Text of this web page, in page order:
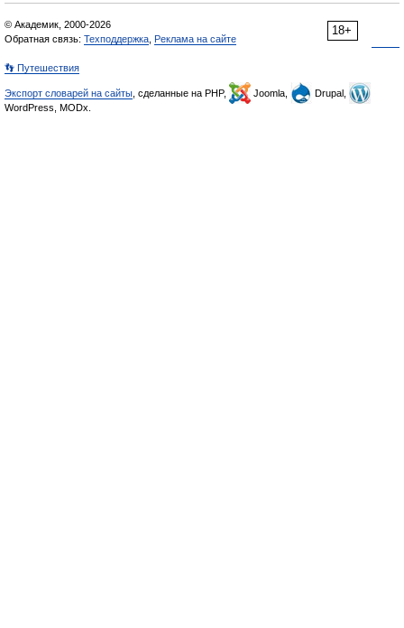
18+
© Академик, 2000-2026
Обратная связь: Техподдержка Реклама на сайте
👣 Путешествия
Экспорт словарей на сайты , сделанные на PHP, Joomla,
Drupal,
WordPress, MODx.